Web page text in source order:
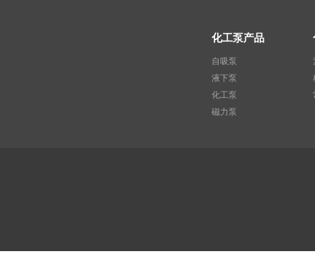
化工泵产品
自吸泵
液下泵
化工泵
磁力泵